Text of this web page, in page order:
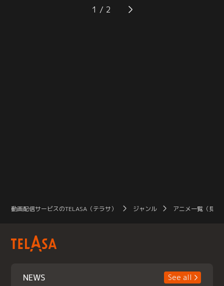
ファミリア】の本拠地『戦いの野
（フォールクヴァング）』に捕らえ
けてもいいと。かくして決まった
【ヘスティア・ファミリア】を始め
1
動画配信サービスのTELASA（テラサ） ジャンル アニメ一覧（見放
NEWS See all